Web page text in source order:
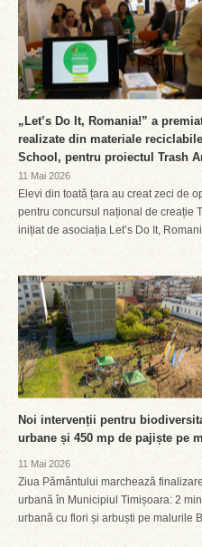
„Let’s Do It, Romania!” a
realizate din materiale
School, pentru proiectul Trash
11 Mai 2026
Elevi din toată țara au creat zeci de
pentru concursul național de creație
inițiat de asociația Let’s Do It,
Noi intervenții pentru
urbane și 450 mp de pajiște pe
11 Mai 2026
Ziua Pământului marchează
urbană în Municipiul Timișoara: 2
urbană cu flori și arbuști pe malurile